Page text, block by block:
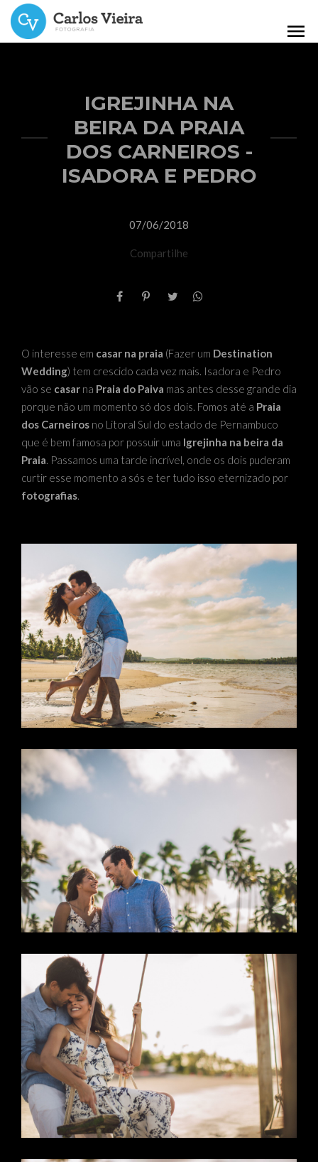
menu
IGREJINHA NA
BEIRA DA PRAIA
DOS CARNEIROS -
ISADORA E PEDRO
07/06/2018
Compartilhe
O interesse em casar na praia (Fazer um Destination
Wedding) tem crescido cada vez mais. Isadora e Pedro
vão se casar na Praia do Paiva mas antes desse grande dia
porque não um momento só dos dois. Fomos até a Praia
dos Carneiros no Litoral Sul do estado de Pernambuco
que é bem famosa por possuir uma Igrejinha na beira da
Praia. Passamos uma tarde incrível, onde os dois puderam
curtir esse momento a sós e ter tudo isso eternizado por
fotografias.